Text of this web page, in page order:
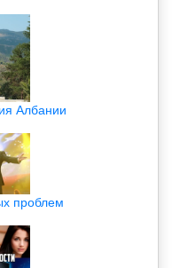
Албании
проблем